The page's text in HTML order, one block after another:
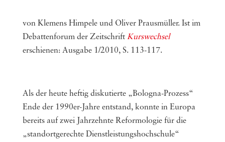
von Klemens Himpele und Oliver Prausmüller. Ist im
Debattenforum der Zeitschrift Kurswechsel
erschienen: Ausgabe 1/2010, S. 113-117.
Als der heute heftig diskutierte „Bologna-Prozess“
Ende der 1990er-Jahre entstand, konnte in Europa
bereits auf zwei Jahrzehnte Reformologie für die
„standortgerechte Dienstleistungshochschule“